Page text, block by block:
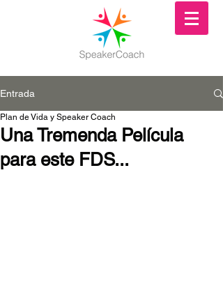
Entrada
Una Tremenda Película
para este FDS...
Plan de Vida y Speaker Coach